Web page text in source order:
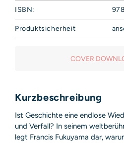
ISBN:
Produktsicherheit
Sicherheitshinweis
GPSRentbehrlich
COVER
Kurzbeschreibung
Ist Geschichte eine endlose
und Verfall? In seinem
legt Francis Fukuyama dar,